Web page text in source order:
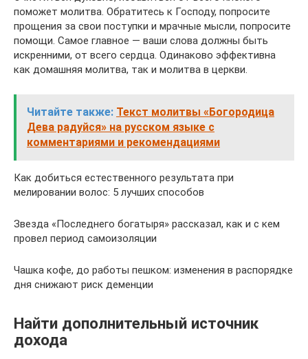
поможет молитва. Обратитесь к Господу, попросите
прощения за свои поступки и мрачные мысли, попросите
помощи. Самое главное — ваши слова должны быть
искренними, от всего сердца. Одинаково эффективна
как домашняя молитва, так и молитва в церкви.
Читайте также: Текст молитвы «Богородица
Дева радуйся» на русском языке с
комментариями и рекомендациями
Как добиться естественного результата при
мелировании волос: 5 лучших способов
Звезда «Последнего богатыря» рассказал, как и с кем
провел период самоизоляции
Чашка кофе, до работы пешком: изменения в распорядке
дня снижают риск деменции
Найти дополнительный источник
дохода